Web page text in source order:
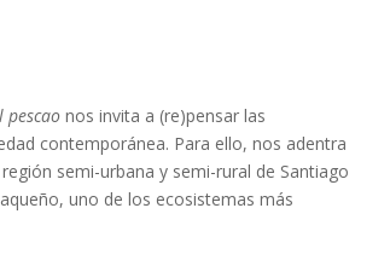
pescao nos invita a (re)pensar las
contemporánea. Para ello, nos adentra
semi-urbana y semi-rural de Santiago
uno de los ecosistemas más